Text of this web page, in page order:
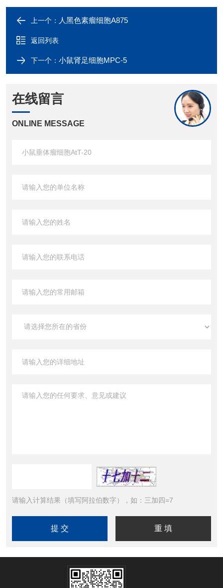
上一个： 人黑色素瘤细胞A875
返回列表
下一个： 小鼠肾足细胞MPC-5
在线留言
ONLINE MESSAGE
请输入计算结果（填写阿拉伯数字），如：三加四=7